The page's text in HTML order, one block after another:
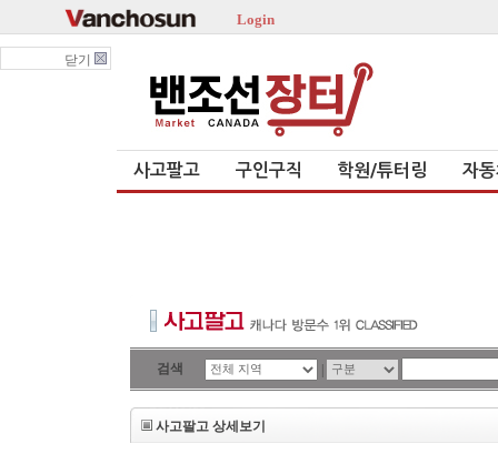
Login
닫기
사고팔고 구인구직 학원/튜터링 자
검색 |
사고팔고 상세보기